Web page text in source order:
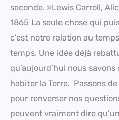
seconde. »Lewis Carroll,
1865 La seule chose qui
c’est notre relation au
temps. Une idée déjà
qu’aujourd’hui nous savons
habiter la Terre. Passons
pour renverser nos
peuvent vraiment dire